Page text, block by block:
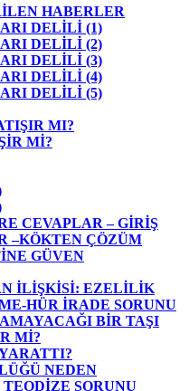
HABERLER
DELİLİ (1)
DELİLİ (2)
DELİLİ (3)
DELİLİ (4)
DELİLİ (5)
MI?
Mİ?
CEVAPLAR – GİRİŞ
–KÖKTEN ÇÖZÜM
GÜVEN
İLİŞKİSİ: EZELİLİK
HÜR İRADE SORUNU
BİR TAŞI
Mİ?
NEDEN
SORUNU